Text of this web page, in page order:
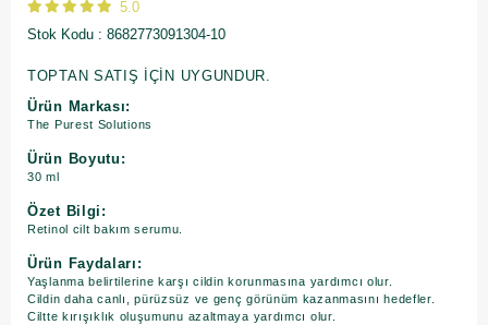
5.0
Stok Kodu
8682773091304-10
TOPTAN SATIŞ İÇİN UYGUNDUR.
Ürün Markası:
The Purest Solutions
Ürün Boyutu:
30 ml
Özet Bilgi:
Retinol cilt bakım serumu.
Ürün Faydaları:
Yaşlanma belirtilerine karşı cildin korunmasına yardımcı olur.
Cildin daha canlı, pürüzsüz ve genç görünüm kazanmasını hedefler.
Ciltte kırışıklık oluşumunu azaltmaya yardımcı olur.